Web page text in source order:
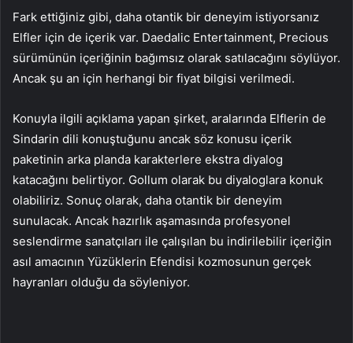
Fark ettiğiniz gibi, daha otantik bir deneyim istiyorsanız
Elfler için de içerik var. Daedalic Entertainment, Precious
sürümünün içeriğinin bağımsız olarak satılacağını söylüyor.
Ancak şu an için herhangi bir fiyat bilgisi verilmedi.
Konuyla ilgili açıklama yapan şirket, aralarında Elflerin de
Sindarin dili konuştuğunu ancak söz konusu içerik
paketinin arka planda karakterlere ekstra diyalog
katacağını belirtiyor. Gollum olarak bu diyaloglara konuk
olabiliriz. Sonuç olarak, daha otantik bir deneyim
sunulacak. Ancak hazırlık aşamasında profesyonel
seslendirme sanatçıları ile çalışılan bu indirilebilir içeriğin
asıl amacının Yüzüklerin Efendisi kozmosunun gerçek
hayranları olduğu da söyleniyor.